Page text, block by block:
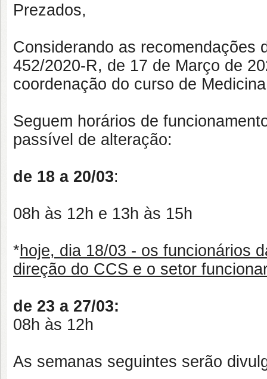
Prezados,
Considerando as recomendações
452/2020-R, de 17 de Março de
coordenação do curso de
Seguem horários de
passível de alteração:
de 18 a 20/03:
08h às 12h e 13h às 15h
*hoje, dia 18/03 - os funcionários
direção do CCS e o setor
de 23 a 27/03:
08h às 12h
As semanas seguintes serão